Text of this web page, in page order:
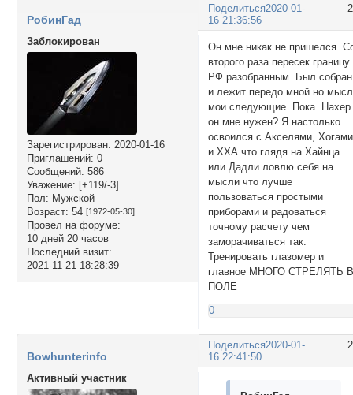
Поделиться2020-01-
16 21:36:56
РобинГад
Заблокирован
Зарегистрирован: 2020-01-16
Приглашений: 0
Сообщений: 586
Уважение: [+119/-3]
Пол: Мужской
Возраст: 54 [1972-05-30]
Провел на форуме:
10 дней 20 часов
Последний визит:
2021-11-21 18:28:39
Он мне никак не пришелся.
второго раза пересек границу
РФ разобранным. Был собран
и лежит передо мной но
мои следующие. Пока. Нахер
он мне нужен? Я настолько
освоился с Акселями, Хогами
и ХХА что глядя на Хайнца
или Дадли ловлю себя на
мысли что лучше
пользоваться простыми
приборами и радоваться
точному расчету чем
заморачиваться так.
Тренировать глазомер и
главное МНОГО СТРЕЛЯТЬ
ПОЛЕ
0
Поделиться2020-01-
16 22:41:50
Bowhunterinfo
Активный участник